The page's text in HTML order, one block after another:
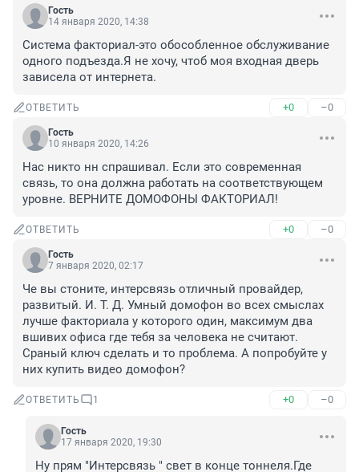
Гость
14 января 2020, 14:38
Система факториал-это обособленное обслуживание
одного подъезда.Я не хочу, чтоб моя входная дверь
зависела от интернета.
ОТВЕТИТЬ +0 –0
Гость
10 января 2020, 14:26
Нас никто нн спрашивал. Если это современная
связь, то она должна работать на соответствующем
уровне. ВЕРНИТЕ ДОМОФОНЫ ФАКТОРИАЛ!
ОТВЕТИТЬ +0 –0
Гость
7 января 2020, 02:17
Че вы стоните, интерсвязь отличный провайдер,
развитый. И. Т. Д. Умный домофон во всех смыслах
лучше факториала у которого один, максимум два
вшивих офиса где тебя за человека не считают.
Сраный ключ сделать и то проблема. А попробуйте у
них купить видео домофон?
ОТВЕТИТЬ 1 +0 –0
Гость
17 января 2020, 19:30
Ну прям "Интерсвязь " свет в конце тоннеля.Где